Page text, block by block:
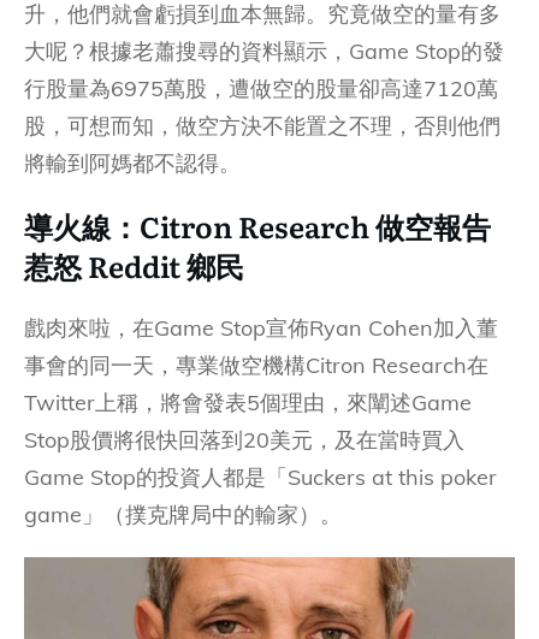
升，他們就會虧損到血本無歸。究竟做空的量有多
大呢？根據老蕭搜尋的資料顯示，Game Stop的發
行股量為6975萬股，遭做空的股量卻高達7120萬
股，可想而知，做空方決不能置之不理，否則他們
將輸到阿媽都不認得。
導火線：Citron Research 做空報告
惹怒 Reddit 鄉民
戲肉來啦，在Game Stop宣佈Ryan Cohen加入董
事會的同一天，專業做空機構Citron Research在
Twitter上稱，將會發表5個理由，來闡述Game
Stop股價將很快回落到20美元，及在當時買入
Game Stop的投資人都是「Suckers at this poker
game」（撲克牌局中的輸家）。